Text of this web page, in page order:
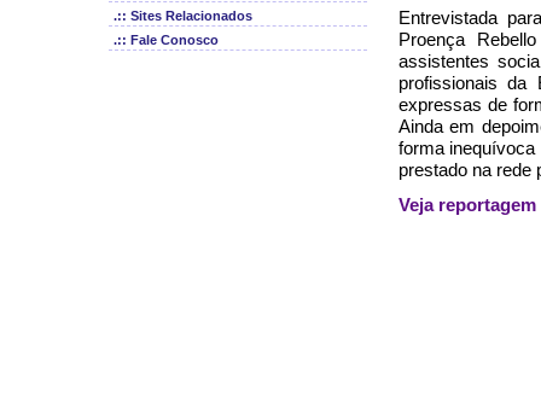
.:: Sites Relacionados
.:: Fale Conosco
Entrevistada
Proença
assistentes
profissionais da
expressas de
Ainda em
forma inequívoca
prestado na rede
Veja